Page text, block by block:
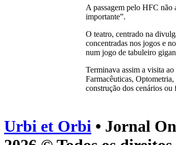
A passagem pelo HFC não
importante”.
O teatro, centrado na
concentradas nos jogos e
num jogo de tabuleiro
Terminava assim a visita
Farmacêuticas,
construção dos cenários ou
Urbi et Orbi • Jornal